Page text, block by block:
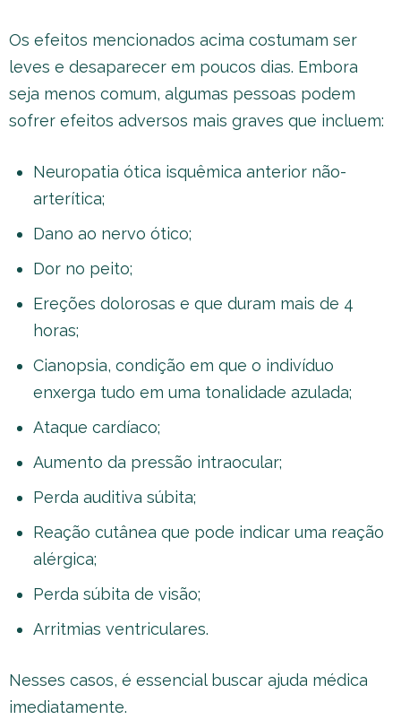
Os efeitos mencionados acima costumam ser
leves e desaparecer em poucos dias. Embora
seja menos comum, algumas pessoas podem
sofrer efeitos adversos mais graves que incluem:
Neuropatia ótica isquêmica anterior não-
arterítica;
Dano ao nervo ótico;
Dor no peito;
Ereções dolorosas e que duram mais de 4
horas;
Cianopsia, condição em que o indivíduo
enxerga tudo em uma tonalidade azulada;
Ataque cardíaco;
Aumento da pressão intraocular;
Perda auditiva súbita;
Reação cutânea que pode indicar uma reação
alérgica;
Perda súbita de visão;
Arritmias ventriculares.
Nesses casos, é essencial buscar ajuda médica
imediatamente.